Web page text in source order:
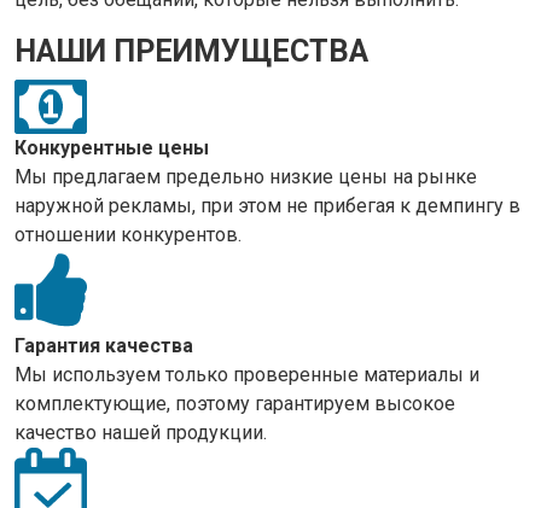
НАШИ ПРЕИМУЩЕСТВА
Конкурентные цены
Мы предлагаем предельно низкие цены на рынке
наружной рекламы, при этом не прибегая к демпингу в
отношении конкурентов.
Гарантия качества
Мы используем только проверенные материалы и
комплектующие, поэтому гарантируем высокое
качество нашей продукции.